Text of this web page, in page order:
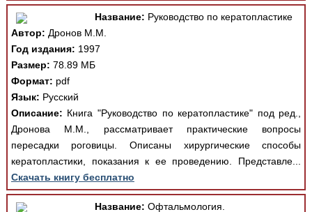
Название: Руководство по кератопластике
Автор: Дронов М.М.
Год издания: 1997
Размер: 78.89 МБ
Формат: pdf
Язык: Русский
Описание: Книга "Руководство по кератопластике" под ред.,
Дронова М.М., рассматривает практические вопросы
пересадки роговицы. Описаны хирургические способы
кератопластики, показания к ее проведению. Представле...
Скачать книгу бесплатно
Название: Офтальмология.